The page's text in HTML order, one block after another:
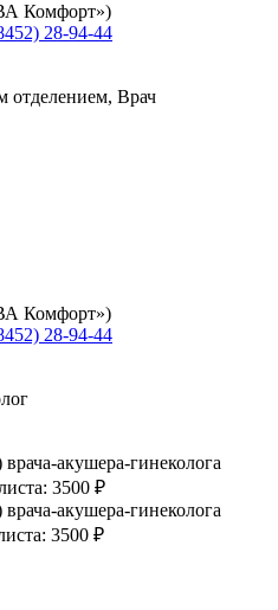
Комфорт»)
28-94-44
отделением, Врач
Комфорт»)
28-94-44
акушера-гинеколога
3500 ₽
акушера-гинеколога
3500 ₽